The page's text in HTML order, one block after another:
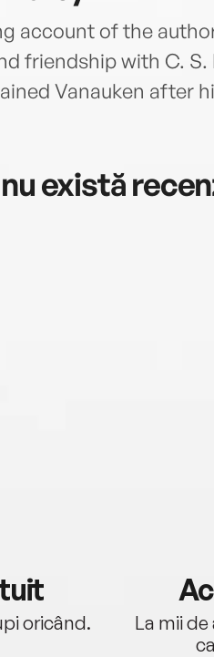
account of the
friendship with C. S.
Vanauken after
există
oricând.
La mii